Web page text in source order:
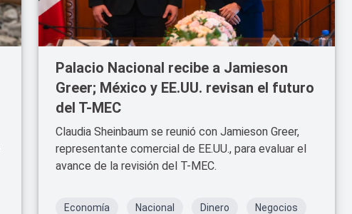
Palacio Nacional recibe a Jamieson
Greer; México y EE.UU. revisan el futuro
del T-MEC
Claudia Sheinbaum se reunió con Jamieson Greer,
representante comercial de EE.UU., para evaluar el
avance de la revisión del T-MEC.
Economía Nacional Dinero
Negocios